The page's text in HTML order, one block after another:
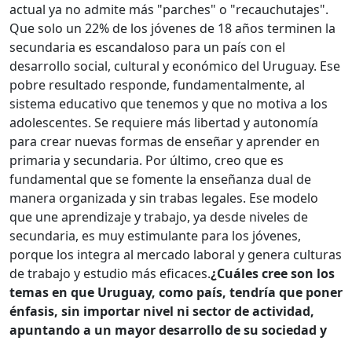
actual ya no admite más "parches" o "recauchutajes".
Que solo un 22% de los jóvenes de 18 años terminen la
secundaria es escandaloso para un país con el
desarrollo social, cultural y económico del Uruguay. Ese
pobre resultado responde, fundamentalmente, al
sistema educativo que tenemos y que no motiva a los
adolescentes. Se requiere más libertad y autonomía
para crear nuevas formas de enseñar y aprender en
primaria y secundaria. Por último, creo que es
fundamental que se fomente la enseñanza dual de
manera organizada y sin trabas legales. Ese modelo
que une aprendizaje y trabajo, ya desde niveles de
secundaria, es muy estimulante para los jóvenes,
porque los integra al mercado laboral y genera culturas
de trabajo y estudio más eficaces.¿Cuáles cree son los
temas en que Uruguay, como país, tendría que poner
énfasis, sin importar nivel ni sector de actividad,
apuntando a un mayor desarrollo de su sociedad y